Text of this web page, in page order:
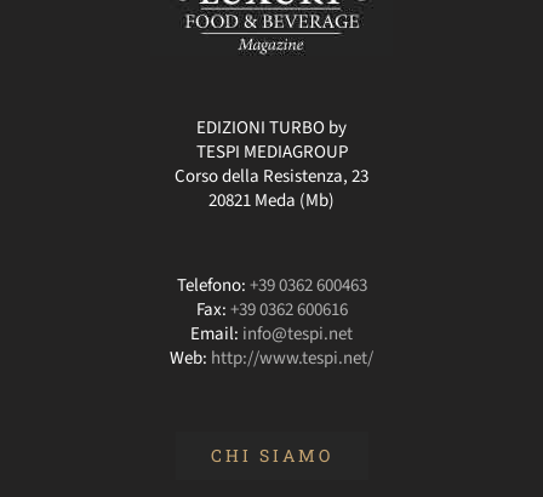
EDIZIONI TURBO by
TESPI MEDIAGROUP
Corso della Resistenza, 23
20821 Meda (Mb)
Telefono:+39 0362 600463
Fax:+39 0362 600616
Email: info@tespi.net
Web: http://www.tespi.net/
CHI SIAMO